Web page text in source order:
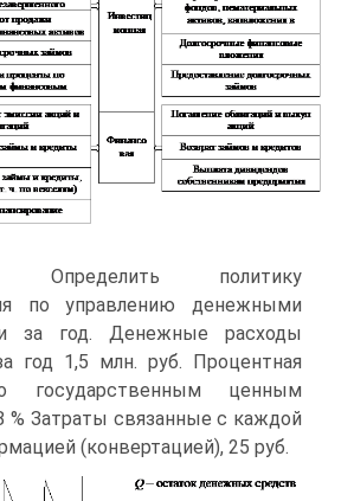
Определить политику
по управлению денежными
за год. Денежные расходы
год 1,5 млн. руб. Процентная
государственным ценным
% Затраты связанные с каждой
(конвертацией), 25 руб.